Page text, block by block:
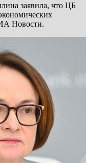
заявила, что ЦБ
Новости.